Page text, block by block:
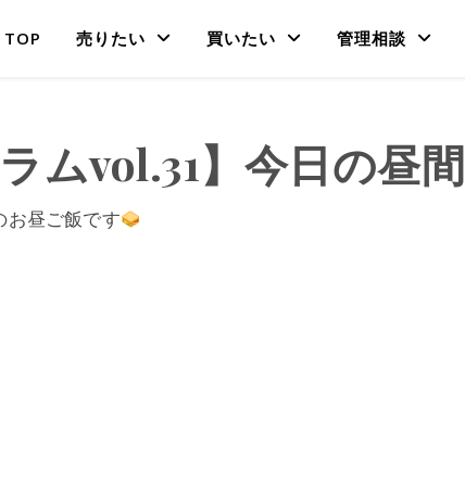
TOP 売りたい 買いたい 管理相談
ラムvol.31】今日の昼間
お昼ご飯です